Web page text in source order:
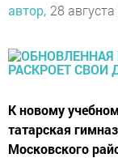
автор, 28
К новому
татарская
Московского